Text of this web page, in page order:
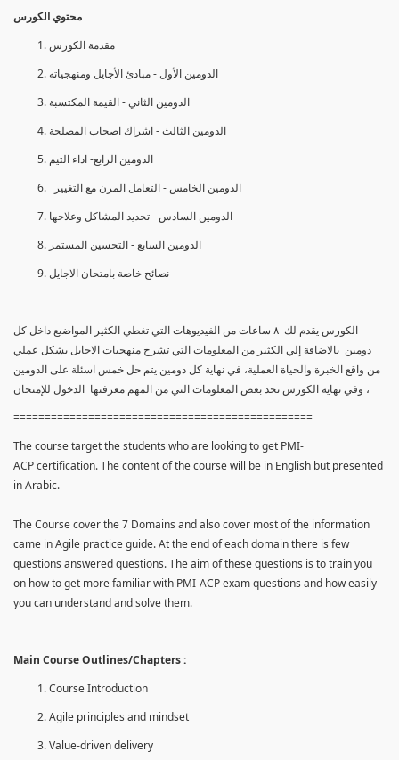
محتوي الكورس
مقدمة الكورس
الدومين الأول - مبادئ الأجايل ومنهجياته
الدومين الثاني - القيمة المكتسبة
الدومين الثالث - اشراك اصحاب المصلحة
الدومين الرابع- اداء التيم
الدومين الخامس - التعامل المرن مع التغيير
الدومين السادس - تحديد المشاكل وعلاجها
الدومين السابع - التحسين المستمر
نصائح خاصة بامتحان الاجايل
الكورس يقدم لك ٨ ساعات من الفيديوهات التي تغطي الكثير المواضيع داخل كل
دومين بالاضافة إلي الكثير من المعلومات التي تشرح منهجيات الاجايل بشكل عملي
من واقع الخبرة والحياة العملية، في نهاية كل دومين يتم حل خمس اسئلة على الدومين
، وفي نهاية الكورس تجد بعض المعلومات التي من المهم معرفتها الدخول للإمتحان
================================================
The course target the students who are looking to get PMI-
ACP certification. The content of the course will be in English but presented
in Arabic.
The Course cover the 7 Domains and also cover most of the information
came in Agile practice guide. At the end of each domain there is few
questions answered questions. The aim of these questions is to train you
on how to get more familiar with PMI-ACP exam questions and how easily
you can understand and solve them.
Main Course Outlines/Chapters :
Course Introduction
Agile principles and mindset
Value-driven delivery